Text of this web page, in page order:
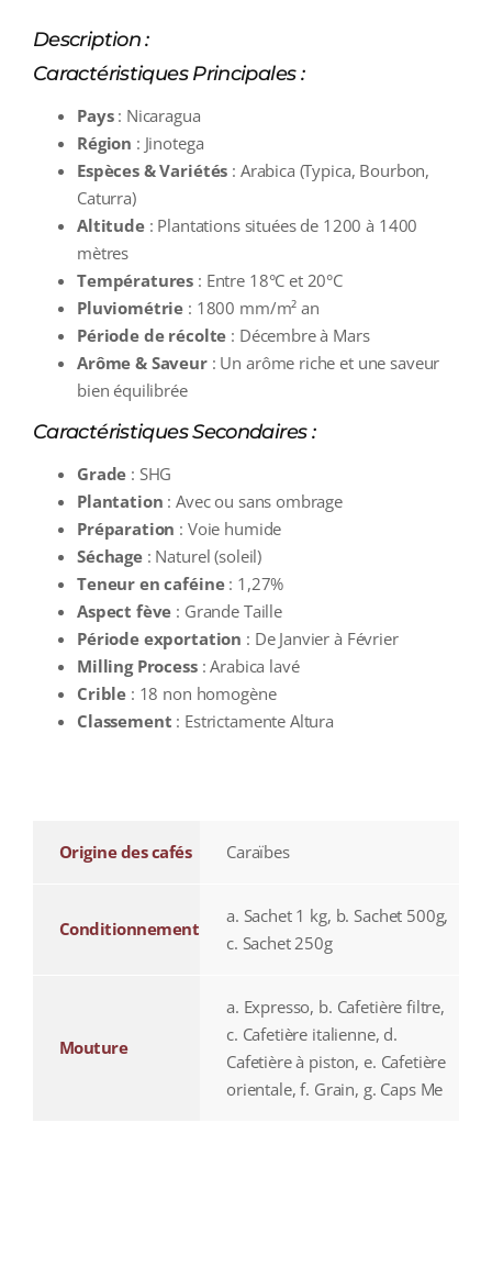
Description :
Caractéristiques Principales :
Pays: Nicaragua
Région : Jinotega
Espèces & Variétés : Arabica (Typica, Bourbon,
Caturra)
Altitude: Plantations situées de 1200 à 1400
mètres
Températures : Entre 18°C et 20°C
Pluviométrie : 1800 mm/m² an
Période de récolte : Décembre à Mars
Arôme & Saveur: Un arôme riche et une saveur
bien équilibrée
Caractéristiques Secondaires :
Grade : SHG
Plantation : Avec ou sans ombrage
Préparation : Voie humide
Séchage: Naturel (soleil)
Teneur en caféine: 1,27%
Aspect fève : Grande Taille
Période exportation : De Janvier à Février
Milling Process: Arabica lavé
Crible : 18 non homogène
Classement : Estrictamente Altura
Origine des cafés Caraïbes
Conditionnement
a. Sachet 1 kg, b. Sachet 500g,
c. Sachet 250g
Mouture
a. Expresso, b. Cafetière filtre,
c. Cafetière italienne, d.
Cafetière à piston, e. Cafetière
orientale, f. Grain, g. Caps Me